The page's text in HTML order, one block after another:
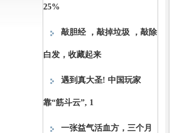
25%
敲胆经 ，敲掉垃圾 ，敲除
白发，收藏起来
遇到真大圣! 中国玩家
靠“筋斗云”, 1
一张益气活血方，三个月